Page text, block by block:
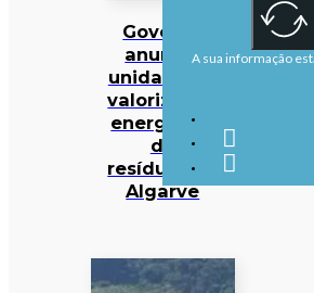
Governo
anuncia
unidade de
valorização
energética
de
resíduos no
Algarve
A sua informação